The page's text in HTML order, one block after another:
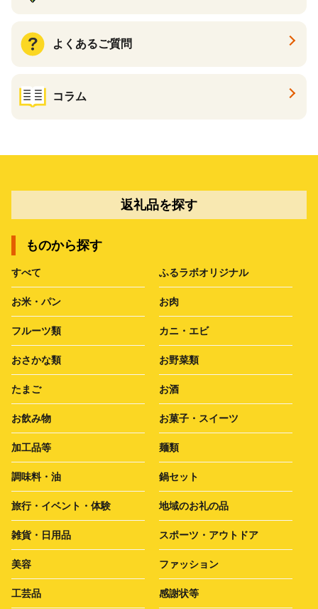
よくあるご質問
コラム
返礼品を探す
ものから探す
すべて ふるラボオリジナル
お米・パン お肉
フルーツ類 カニ・エビ
おさかな類 お野菜類
たまご お酒
お飲み物 お菓子・スイーツ
加工品等 麺類
調味料・油 鍋セット
旅行・イベント・体験 地域のお礼の品
雑貨・日用品 スポーツ・アウトドア
美容 ファッション
工芸品 感謝状等